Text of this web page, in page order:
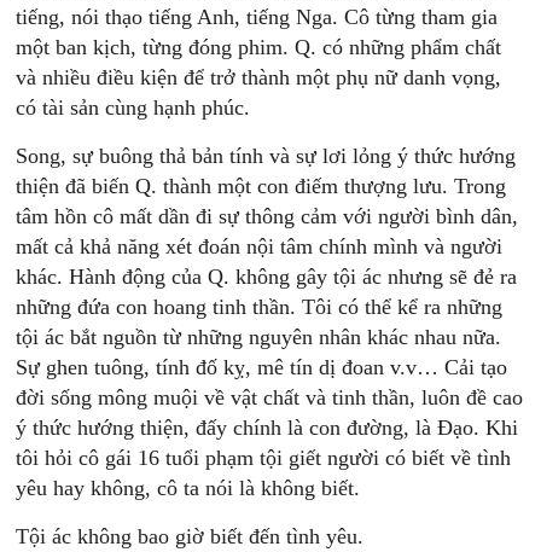
tiếng, nói thạo tiếng Anh, tiếng Nga. Cô từng tham gia
một ban kịch, từng đóng phim. Q. có những phẩm chất
và nhiều điều kiện để trở thành một phụ nữ danh vọng,
có tài sản cùng hạnh phúc.
Song, sự buông thả bản tính và sự lơi lỏng ý thức hướng
thiện đã biến Q. thành một con điếm thượng lưu. Trong
tâm hồn cô mất dần đi sự thông cảm với người bình dân,
mất cả khả năng xét đoán nội tâm chính mình và người
khác. Hành động của Q. không gây tội ác nhưng sẽ đẻ ra
những đứa con hoang tinh thần. Tôi có thể kể ra những
tội ác bắt nguồn từ những nguyên nhân khác nhau nữa.
Sự ghen tuông, tính đố kỵ, mê tín dị đoan v.v… Cải tạo
đời sống mông muội về vật chất và tinh thần, luôn đề cao
ý thức hướng thiện, đấy chính là con đường, là Đạo. Khi
tôi hỏi cô gái 16 tuổi phạm tội giết người có biết về tình
yêu hay không, cô ta nói là không biết.
Tội ác không bao giờ biết đến tình yêu.